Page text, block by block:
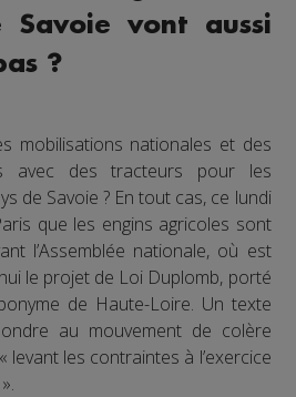
Savoie vont aussi
?
mobilisations nationales et des
avec des tracteurs pour les
de Savoie ? En tout cas, ce lundi
que les engins agricoles sont
l’Assemblée nationale, où est
le projet de Loi Duplomb, porté
de Haute-Loire. Un texte
au mouvement de colère
levant les contraintes à l’exercice